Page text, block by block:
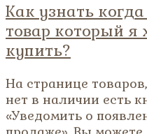
Как узнать
товар который я
купить?
На странице
нет в наличии есть
«Уведомить о